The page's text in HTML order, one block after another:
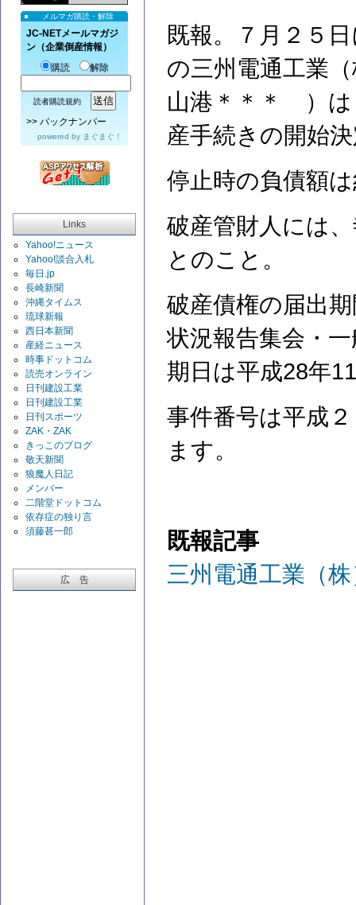
メルマガ購読・解除
JC-NETメールマガジ
ン（企業倒産情報）
購読
解除
読者購読規約
>> バックナンバー
powered by まぐまぐ！
Links
Yahoo!ニュース
Yahoo!談合入札
毎日.jp
長崎新聞
沖縄タイムス
琉球新報
西日本新聞
産経ニュース
時事ドットコム
読売オンライン
日刊建設工業
日刊建設工業
日刊スポーツ
ZAK・ZAK
きっこのブログ
敬天新聞
狼魔人日記
メンバー
二階堂ドットコム
依存症の独り言
須藤甚一郎
広 告
既報。７月２５
の三州電通工業
山港＊＊＊ ）は
産手続きの開始
停止時の負債額
破産管財人には
とのこと。
破産債権の届出
状況報告集会・
期日は平成28年
事件番号は平成
ます。
既報記事
三州電通工業（